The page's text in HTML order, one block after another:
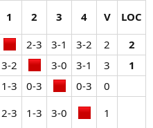
1 2 3 4 V
LOC
2-3​ 3-1​ 3-2​ 2​
2
3-2​ 3-0​ 3-1​ 3​
1
1-3​ 0-3​ 0-3​
0​
2-3​ 1-3​ 3-0​
1​